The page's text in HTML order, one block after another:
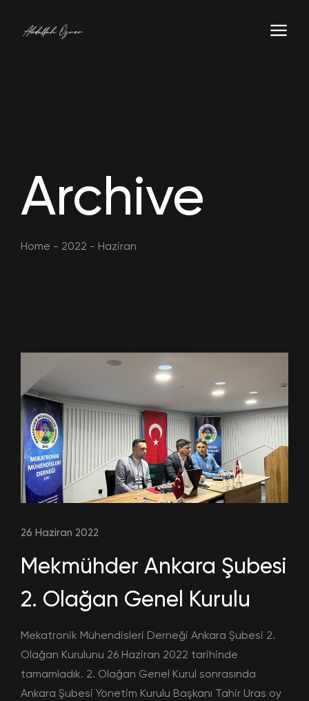
Archive
Home - 2022 - Haziran
26 Haziran 2022
Mekmühder Ankara Şubesi
2. Olağan Genel Kurulu
Mekatronik Mühendisleri Derneği Ankara Şubesi 2.
Olağan Kurulunu 26 Haziran 2022 tarihinde
tamamladık. 2. Olağan Genel Kurul sonrasında
Ankara Şubesi Yönetim Kurulu Başkanı Tahir Uras oy